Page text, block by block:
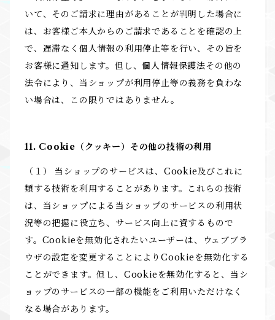
いて、そのご請求に理由があることが判明した場合に
は、お客様ご本人からのご請求であることを確認の上
で、遅滞なく個人情報の利用停止等を行い、その旨を
お客様に通知します。但し、個人情報保護法その他の
法令により、当ショップが利用停止等の義務を負わな
い場合は、この限りではありません。
11. Cookie（クッキー）その他の技術の利用
（１） 当ショップのサービスは、Cookie及びこれに
類する技術を利用することがあります。これらの技術
は、当ショップによる当ショップのサービスの利用状
況等の把握に役立ち、サービス向上に資するもので
す。Cookieを無効化されたいユーザーは、ウェブブラ
ウザの設定を変更することによりCookieを無効化する
ことができます。但し、Cookieを無効化すると、当シ
ョップのサービスの一部の機能をご利用いただけなく
なる場合があります。